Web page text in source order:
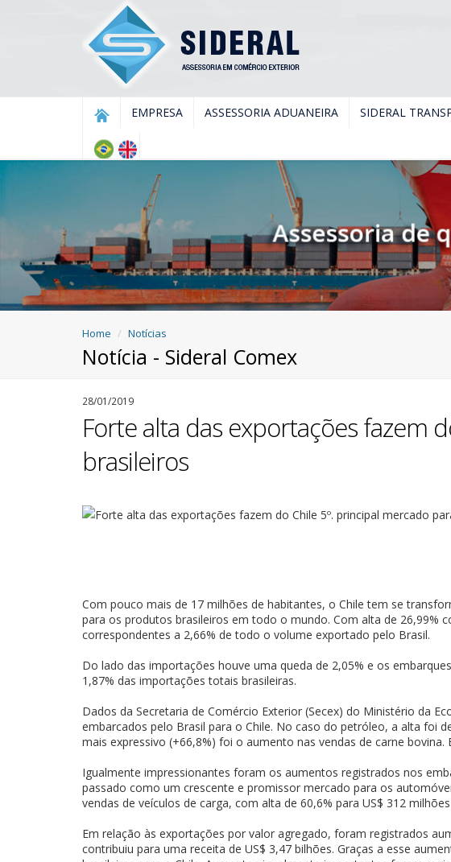
EMPRESA ASSESSORIA ADUANEIRA SIDERAL
Home Notícias
Notícia - Sideral Comex
28/01/2019
Forte alta das exportações fazem
brasileiros
Com pouco mais de 17 milhões de habitantes, o Chile tem se
para os produtos brasileiros em todo o mundo. Com alta de 26,99%
correspondentes a 2,66% de todo o volume exportado pelo Brasil.
Do lado das importações houve uma queda de 2,05% e os
1,87% das importações totais brasileiras.
Dados da Secretaria de Comércio Exterior (Secex) do Ministério da
embarcados pelo Brasil para o Chile. No caso do petróleo, a alta foi
mais expressivo (+66,8%) foi o aumento nas vendas de carne
Igualmente impressionantes foram os aumentos registrados nos
passado como um crescente e promissor mercado para os
vendas de veículos de carga, com alta de 60,6% para US$ 312
Em relação às exportações por valor agregado, foram registrados
contribuiu para uma receita de US$ 3,47 bilhões. Graças a esse